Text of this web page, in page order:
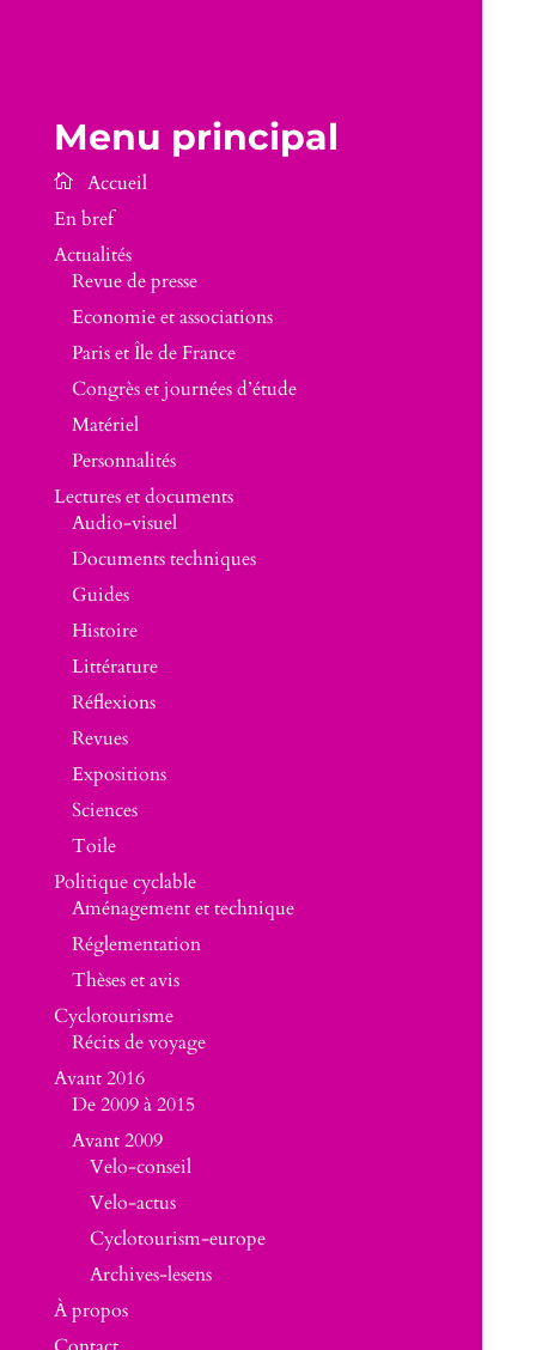
Menu principal
En bref
Actualités
Revue de presse
Economie et associations
Paris et Île de France
Congrès et journées d’étude
Matériel
Personnalités
Lectures et documents
Audio-visuel
Documents techniques
Guides
Histoire
Littérature
Réflexions
Revues
Expositions
Sciences
Toile
Politique cyclable
Aménagement et technique
Réglementation
Thèses et avis
Cyclotourisme
Récits de voyage
Avant 2016
De 2009 à 2015
Avant 2009
Velo-conseil
Velo-actus
Cyclotourism-europe
Archives-lesens
À propos